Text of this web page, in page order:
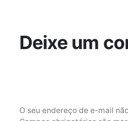
Deixe um
O seu endereço de e-mail